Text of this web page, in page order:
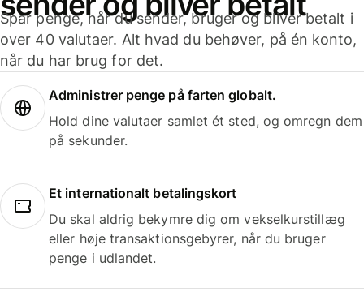
Spar penge, når du sender, bruger og bliver betalt i
over 40 valutaer. Alt hvad du behøver, på én konto,
når du har brug for det.
Administrer penge på farten globalt.
Hold dine valutaer samlet ét sted, og omregn dem
på sekunder.
Et internationalt betalingskort
Du skal aldrig bekymre dig om vekselkurstillæg
eller høje transaktionsgebyrer, når du bruger
penge i udlandet.